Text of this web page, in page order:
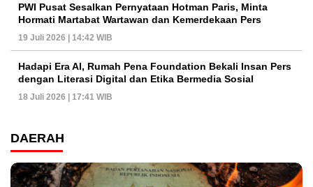
PWI Pusat Sesalkan Pernyataan Hotman Paris, Minta
Hormati Martabat Wartawan dan Kemerdekaan Pers
19 Juli 2026 | 14:42 WIB
Hadapi Era AI, Rumah Pena Foundation Bekali Insan Pers
dengan Literasi Digital dan Etika Bermedia Sosial
18 Juli 2026 | 17:41 WIB
DAERAH